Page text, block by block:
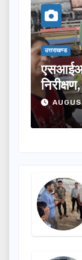
उत्तराखण्ड
से न